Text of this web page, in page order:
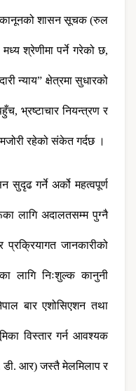
कानूनको शासन सूचक (रुल
श्रेणीमा पर्ने गरेको छ,
न्याय” क्षेत्रमा सुधारको
भ्रष्टाचार नियन्त्रण र
रहेको संकेत गर्दछ ।
सुदृढ गर्ने अर्को महत्वपूर्ण
लागि अदालतसम्म पुग्नै
जानकारीको
लागि निःशुल्क कानुनी
बार एशोसिएशन तथा
विस्तार गर्न आवश्यक
डी. आर) जस्तै मेलमिलाप र